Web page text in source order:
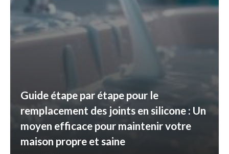
Guide étape par étape pour le
remplacement des joints en silicone : Un
moyen efficace pour maintenir votre
maison propre et saine